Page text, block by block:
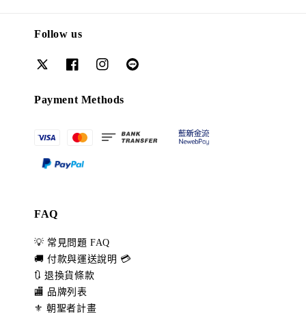
Follow us
Payment Methods
FAQ
💡 常見問題 FAQ
🚚 付款與運送說明 💳
🔃 退換貨條款
🏬 品牌列表
⚜️ 朝聖者計畫